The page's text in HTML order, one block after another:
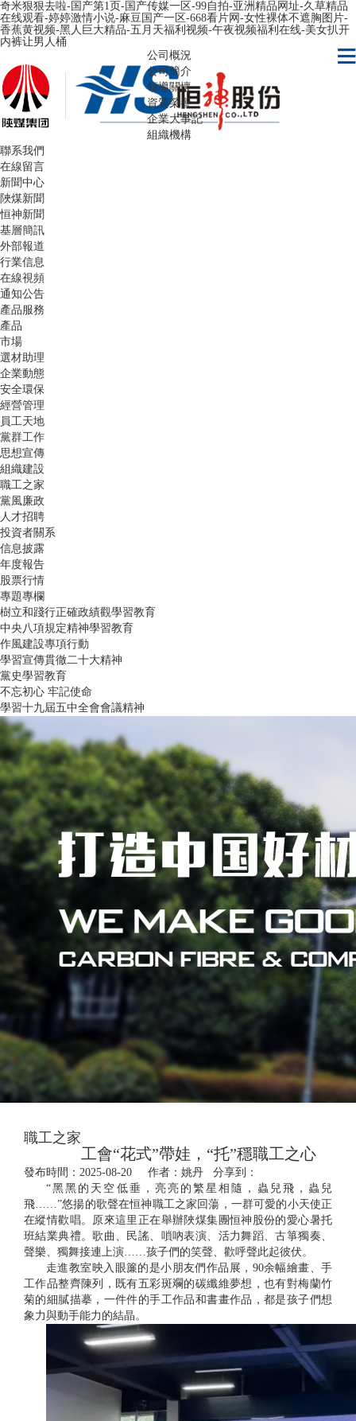
奇米狠狠去啦-国产第1页-国产传媒一区-99自拍-亚洲精品网址-久草精品
在线观看-婷婷激情小说-麻豆国产一区-668看片网-女性裸体不遮胸图片-
香蕉黄视频-黑人巨大精品-五月天福利视频-午夜视频福利在线-美女扒开
内裤让男人桶
公司概況
公司簡介
領導關懷
資質榮譽
企業大事記
組織機構
聯系我們
在線留言
新聞中心
陜煤新聞
恒神新聞
基層簡訊
外部報道
行業信息
在線視頻
通知公告
產品服務
產品
市場
選材助理
企業動態
安全環保
經營管理
員工天地
黨群工作
思想宣傳
組織建設
職工之家
黨風廉政
人才招聘
投資者關系
信息披露
年度報告
股票行情
專題專欄
樹立和踐行正確政績觀學習教育
中央八項規定精神學習教育
作風建設專項行動
學習宣傳貫徹二十大精神
黨史學習教育
不忘初心 牢記使命
學習十九屆五中全會會議精神
職工之家
工會“花式”帶娃，“托”穩職工之心
發布時間：2025-08-20 作者：姚丹 分享到：
“黑黑的天空低垂，亮亮的繁星相隨，蟲兒飛，蟲兒
飛……”悠揚的歌聲在恒神職工之家回蕩，一群可愛的小天使正
在縱情歡唱。原來這里正在舉辦陜煤集團恒神股份的愛心暑托
班結業典禮。歌曲、民謠、嗩吶表演、活力舞蹈、古箏獨奏、
聲樂、獨舞接連上演……孩子們的笑聲、歡呼聲此起彼伏。
走進教室映入眼簾的是小朋友們作品展，90余幅繪畫、手
工作品整齊陳列，既有五彩斑斕的碳纖維夢想，也有對梅蘭竹
菊的細膩描摹，一件件的手工作品和書畫作品，都是孩子們想
象力與動手能力的結晶。